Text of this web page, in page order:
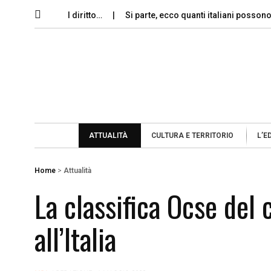
e il diritto… Si parte, ecco quanti italiani possono
ATTUALITÀ CULTURA E TERRITORIO
Home > Attualità
La classifica Ocse
all’Italia